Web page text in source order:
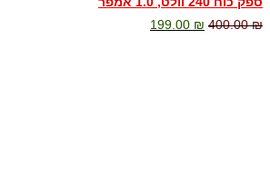
400.00₪
199.00 ₪